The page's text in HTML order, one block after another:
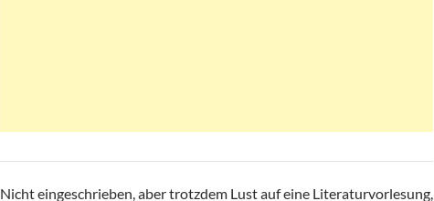
Nicht eingeschrieben, aber trotzdem Lust auf eine Literaturvorlesung,